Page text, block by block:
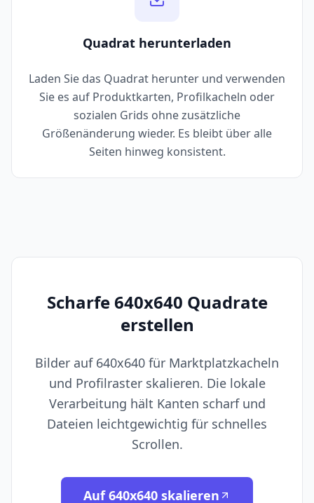
Quadrat herunterladen
Laden Sie das Quadrat herunter und verwenden
Sie es auf Produktkarten, Profilkacheln oder
sozialen Grids ohne zusätzliche
Größenänderung wieder. Es bleibt über alle
Seiten hinweg konsistent.
Scharfe 640x640 Quadrate
erstellen
Bilder auf 640x640 für Marktplatzkacheln
und Profilraster skalieren. Die lokale
Verarbeitung hält Kanten scharf und
Dateien leichtgewichtig für schnelles
Scrollen.
Auf 640x640 skalieren